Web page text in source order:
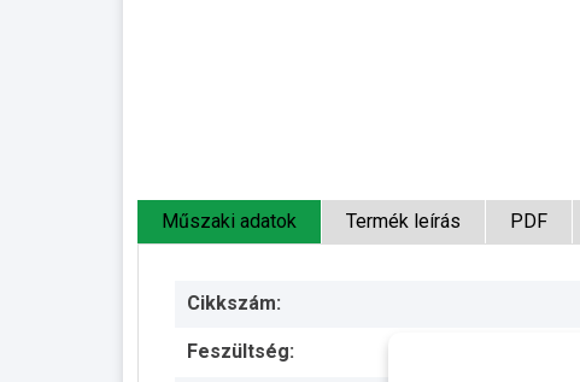
Műszaki adatok Termék leírás PDF
Cikkszám:
Feszültség: